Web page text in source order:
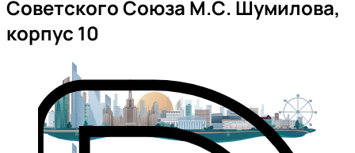
Советского Союза М.С. Шумилова,
корпус 10